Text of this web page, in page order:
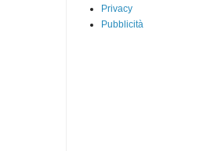
Privacy
Pubblicità